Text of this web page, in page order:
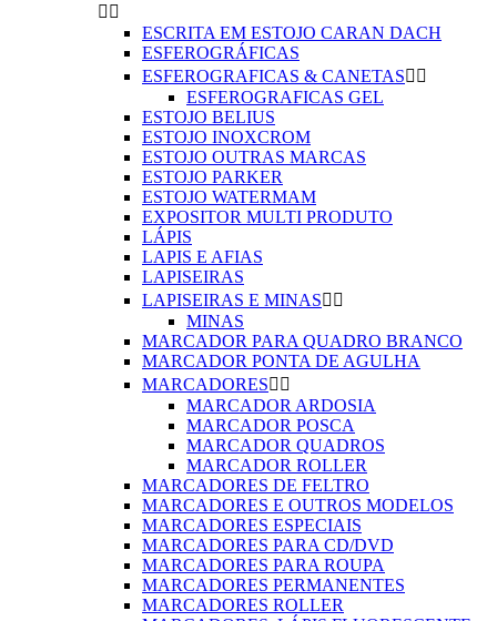
 
ESCRITA EM ESTOJO CARAN DACH
ESFEROGRÁFICAS
ESFEROGRAFICAS & CANETAS 
ESFEROGRAFICAS GEL
ESTOJO BELIUS
ESTOJO INOXCROM
ESTOJO OUTRAS MARCAS
ESTOJO PARKER
ESTOJO WATERMAM
EXPOSITOR MULTI PRODUTO
LÁPIS
LAPIS E AFIAS
LAPISEIRAS
LAPISEIRAS E MINAS 
MINAS
MARCADOR PARA QUADRO BRANCO
MARCADOR PONTA DE AGULHA
MARCADORES 
MARCADOR ARDOSIA
MARCADOR POSCA
MARCADOR QUADROS
MARCADOR ROLLER
MARCADORES DE FELTRO
MARCADORES E OUTROS MODELOS
MARCADORES ESPECIAIS
MARCADORES PARA CD/DVD
MARCADORES PARA ROUPA
MARCADORES PERMANENTES
MARCADORES ROLLER